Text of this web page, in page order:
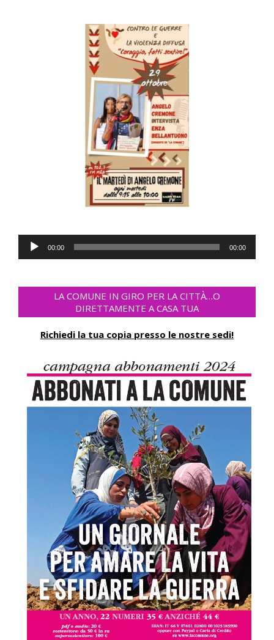
Audio
Player
00:00 00:00
LA COMUNE IN GIRO PER LA CITTÀ…O
DIRETTAMENTE A CASA TUA
Richiedi la tua copia presso le nostre sedi!